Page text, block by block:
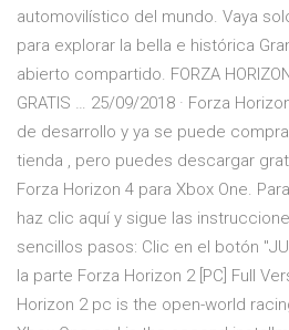
automovilístico del mundo. Vaya
para explorar la bella e histórica
abierto compartido. FORZA
GRATIS … 25/09/2018 · Forza
de desarrollo y ya se puede
tienda , pero puedes descargar
Forza Horizon 4 para Xbox One.
haz clic aquí y sigue las
sencillos pasos: Clic en el botón
la parte Forza Horizon 2 [PC] Full
Horizon 2 pc is the open-world